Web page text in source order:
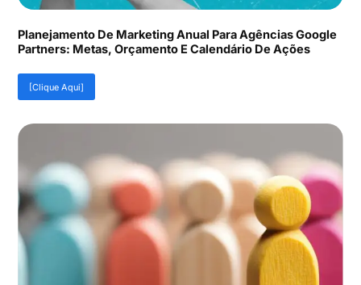
Planejamento De Marketing Anual Para Agências Google
Partners: Metas, Orçamento E Calendário De Ações
[Clique Aqui]